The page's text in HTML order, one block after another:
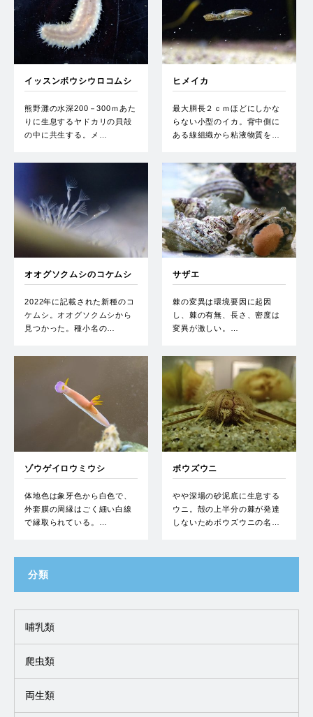
イッスンボウシウロコムシ
熊野灘の水深200－300ｍあた
りに生息するヤドカリの貝殻
の中に共生する。メ…
ヒメイカ
最大胴長２ｃｍほどにしかな
らない小型のイカ。背中側に
ある線組織から粘液物質を…
オオグソクムシのコケムシ
2022年に記載された新種のコ
ケムシ。オオグソクムシから
見つかった。種小名の…
サザエ
棘の変異は環境要因に起因
し、棘の有無、長さ、密度は
変異が激しい。…
ゾウゲイロウミウシ
体地色は象牙色から白色で、
外套膜の周縁はごく細い白線
で縁取られている。…
ボウズウニ
やや深場の砂泥底に生息する
ウニ。殻の上半分の棘が発達
しないためボウズウニの名…
分類
哺乳類
爬虫類
両生類